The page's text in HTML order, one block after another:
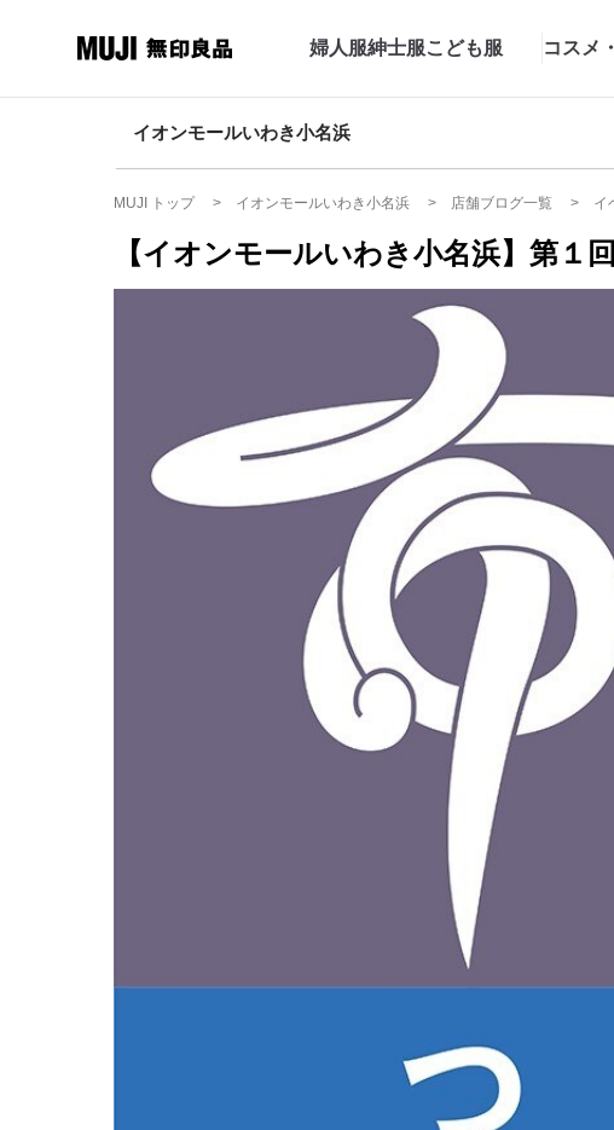
婦人服紳士服こども服 コスメ
イオンモールいわき小名浜
MUJI トップ イオンモールいわき小名浜 店舗ブログ一覧 イ
【イオンモールいわき小名浜】第１